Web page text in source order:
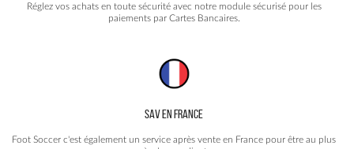
Réglez vos achats en toute sécurité avec notre module sécurisé pour les
paiements par Cartes Bancaires.
SAV EN FRANCE
Foot Soccer c'est également un service après vente en France pour être au plus